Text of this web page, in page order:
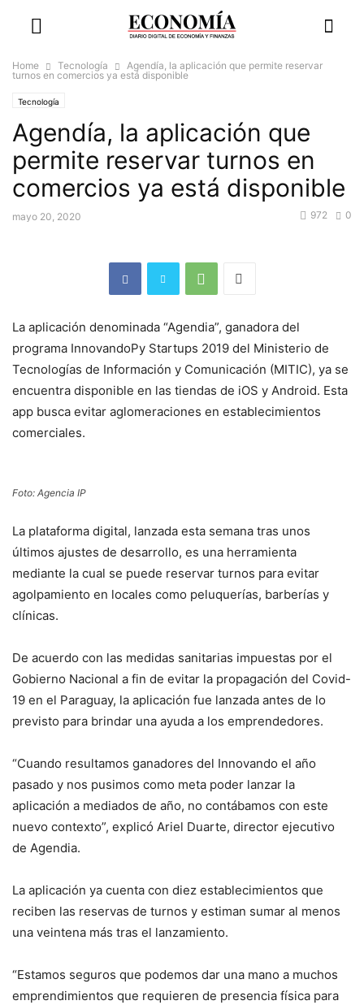
Home Tecnología
Agendía, la aplicación que permite reservar
turnos en comercios ya está disponible
Tecnología
Agendía, la aplicación que
permite reservar turnos en
comercios ya está disponible
mayo 20, 2020 0
972
La aplicación denominada “Agendia”, ganadora del
programa InnovandoPy Startups 2019 del Ministerio de
Tecnologías de Información y Comunicación (MITIC), ya se
encuentra disponible en las tiendas de iOS y Android. Esta
app busca evitar aglomeraciones en establecimientos
comerciales.
Foto: Agencia IP
La plataforma digital, lanzada esta semana tras unos
últimos ajustes de desarrollo, es una herramienta
mediante la cual se puede reservar turnos para evitar
agolpamiento en locales como peluquerías, barberías y
clínicas.
De acuerdo con las medidas sanitarias impuestas por el
Gobierno Nacional a fin de evitar la propagación del Covid-
19 en el Paraguay, la aplicación fue lanzada antes de lo
previsto para brindar una ayuda a los emprendedores.
“Cuando resultamos ganadores del Innovando el año
pasado y nos pusimos como meta poder lanzar la
aplicación a mediados de año, no contábamos con este
nuevo contexto”, explicó Ariel Duarte, director ejecutivo
de Agendia.
La aplicación ya cuenta con diez establecimientos que
reciben las reservas de turnos y estiman sumar al menos
una veintena más tras el lanzamiento.
“Estamos seguros que podemos dar una mano a muchos
emprendimientos que requieren de presencia física para